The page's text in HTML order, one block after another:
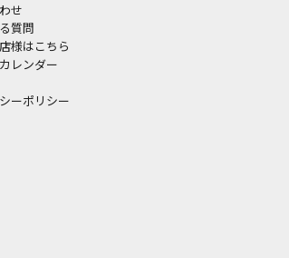
せ
質問
様はこちら
レンダー
ーポリシー